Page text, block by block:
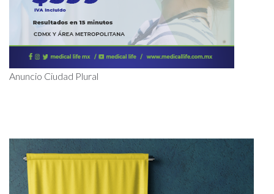
Anuncio Ciudad Plural